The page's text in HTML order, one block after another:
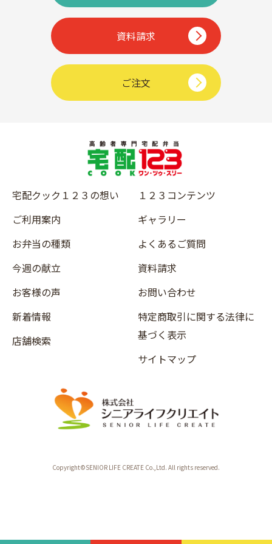
資料請求
ご注文
宅配クック１２３の想い
ご利用案内
お弁当の種類
今週の献立
お客様の声
新着情報
店舗検索
１２３コンテンツ
ギャラリー
よくあるご質問
資料請求
お問い合わせ
特定商取引に関する法律に
基づく表示
サイトマップ
Copyright©SENIOR LIFE CREATE Co.,Ltd. All rights reserved.